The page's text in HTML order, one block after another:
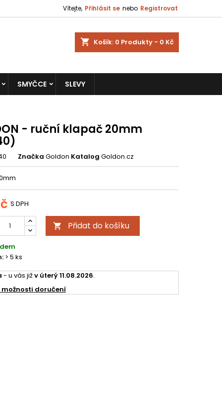
Vítejte, Přihlásit se nebo Registrovat
shopping_cart Košík: 0 Produkty - 0 Kč
SMYČCE SLEVY
- ruční klapač 20mm
Značka Goldon Katalog Goldon.cz
S DPH
 Přidat do košíku
> 5 ks
- u vás jižv úterý 11.08.2026.
možnosti doručení